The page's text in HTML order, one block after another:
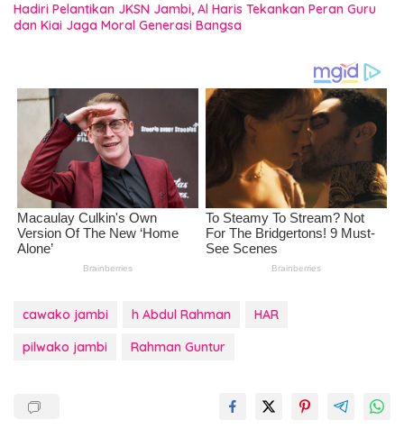
Hadiri Pelantikan JKSN Jambi, Al Haris Tekankan Peran Guru
dan Kiai Jaga Moral Generasi Bangsa
cawako jambi h Abdul Rahman
HAR
pilwako jambi
Rahman Guntur